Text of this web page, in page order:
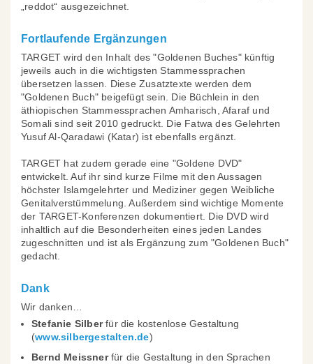
„reddot“ ausgezeichnet.
Fortlaufende Ergänzungen
TARGET wird den Inhalt des "Goldenen Buches" künftig
jeweils auch in die wichtigsten Stammessprachen
übersetzen lassen. Diese Zusatztexte werden dem
"Goldenen Buch" beigefügt sein. Die Büchlein in den
äthiopischen Stammessprachen Amharisch, Afaraf und
Somali sind seit 2010 gedruckt. Die Fatwa des Gelehrten
Yusuf Al-Qaradawi (Katar) ist ebenfalls ergänzt.
TARGET hat zudem gerade eine "Goldene DVD"
entwickelt. Auf ihr sind kurze Filme mit den Aussagen
höchster Islamgelehrter und Mediziner gegen Weibliche
Genitalverstümmelung. Außerdem sind wichtige Momente
der TARGET-Konferenzen dokumentiert. Die DVD wird
inhaltlich auf die Besonderheiten eines jeden Landes
zugeschnitten und ist als Ergänzung zum "Goldenen Buch"
gedacht.
Dank
Wir danken…
Stefanie Silberfür die kostenlose Gestaltung
(www.silbergestalten.de)
Bernd Meissnerfür die Gestaltung in den Sprachen